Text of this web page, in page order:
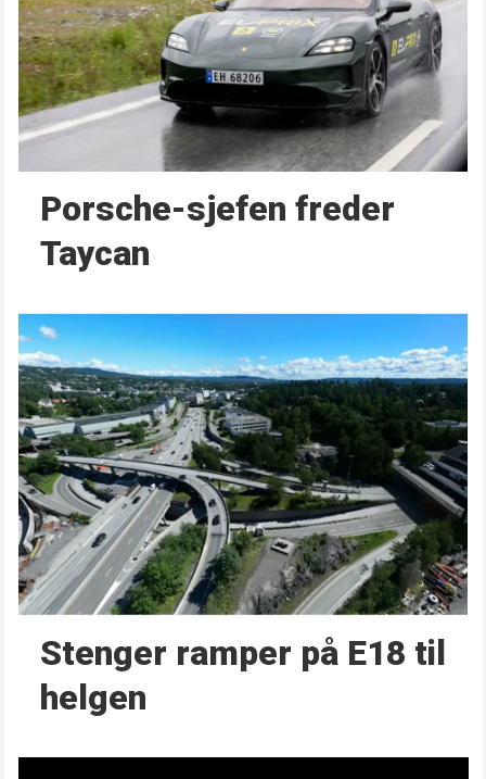
Porsche-sjefen freder
Taycan
Stenger ramper på E18 til
helgen